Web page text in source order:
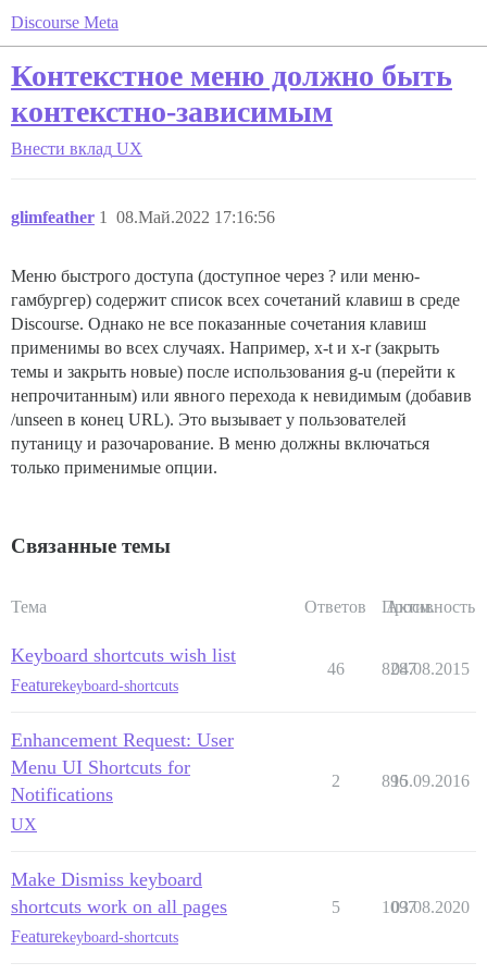
Discourse Meta
Контекстное меню должно быть
контекстно-зависимым
Внести вклад UX
glimfeather 08.Май.2022 17:16:56
1
Меню быстрого доступа (доступное через ? или меню-
гамбургер) содержит список всех сочетаний клавиш в среде
Discourse. Однако не все показанные сочетания клавиш
применимы во всех случаях. Например, x-t и x-r (закрыть
темы и закрыть новые) после использования g-u (перейти к
непрочитанным) или явного перехода к невидимым (добавив
/unseen в конец URL). Это вызывает у пользователей
путаницу и разочарование. В меню должны включаться
только применимые опции.
Связанные темы
Тема Ответов Просм.
Активность
Keyboard shortcuts wish list
Featurekeyboard-shortcuts
46 8287
04.08.2015
Enhancement Request: User
Menu UI Shortcuts for
Notifications
UX
2 896
15.09.2016
Make Dismiss keyboard
shortcuts work on all pages
Featurekeyboard-shortcuts
5 1097
03.08.2020